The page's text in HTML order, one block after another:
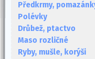
Předkrmy,
Polévky
Drůbež, ptactvo
Maso rozličné
Ryby, mušle, korýši